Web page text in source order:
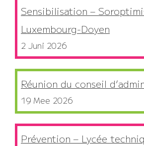
Sensibilisation –
Luxembourg-Doyen
2 Juni 2026
Réunion du conseil
19 Mee 2026
Prévention – Lycée